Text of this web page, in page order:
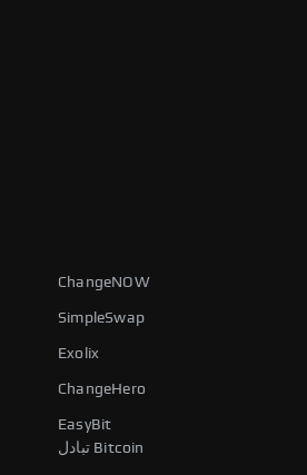
ChangeNOW
SimpleSwap
Exolix
ChangeHero
EasyBit
تبادل Bitcoin